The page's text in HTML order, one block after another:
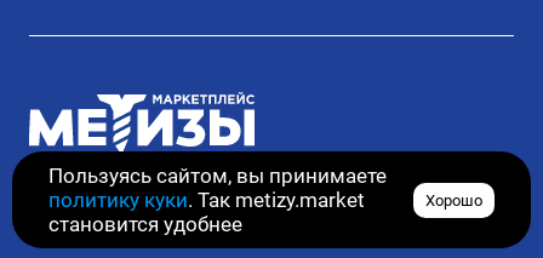
Пользуясь сайтом, вы принимаете
политику куки. Так metizy.market
становится удобнее
Хорошо
© 2020–2026. Все права защищены